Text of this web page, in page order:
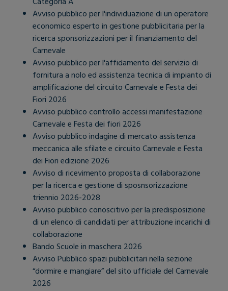
Avviso pubblico per l'individuazione di un operatore
economico esperto in gestione pubblicitaria per la
ricerca sponsorizzazioni per il finanziamento del
Carnevale
Avviso pubblico per l'affidamento del servizio di
fornitura a nolo ed assistenza tecnica di impianto di
amplificazione del circuito Carnevale e Festa dei
Fiori 2026
Avviso pubblico controllo accessi manifestazione
Carnevale e Festa dei fiori 2026
Avviso pubblico indagine di mercato assistenza
meccanica alle sfilate e circuito Carnevale e Festa
dei Fiori edizione 2026
Avviso di ricevimento proposta di collaborazione
per la ricerca e gestione di sposnsorizzazione
triennio 2026-2028
Avviso pubblico conoscitivo per la predisposizione
di un elenco di candidati per attribuzione incarichi di
collaborazione
Bando Scuole in maschera 2026
Avviso Pubblico spazi pubblicitari nella sezione
“dormire e mangiare” del sito ufficiale del Carnevale
2026